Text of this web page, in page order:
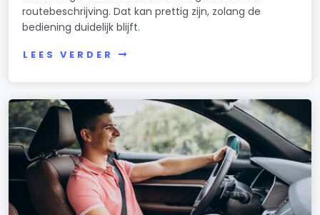
routebeschrijving. Dat kan prettig zijn, zolang de
bediening duidelijk blijft.
LEES VERDER